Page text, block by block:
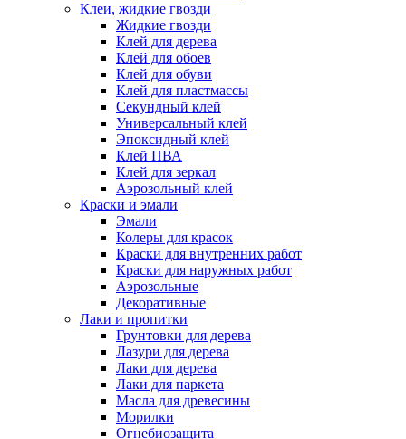
Клеи, жидкие гвозди
Жидкие гвозди
Клей для дерева
Клей для обоев
Клей для обуви
Клей для пластмассы
Секундный клей
Универсальный клей
Эпоксидный клей
Клей ПВА
Клей для зеркал
Аэрозольный клей
Краски и эмали
Эмали
Колеры для красок
Краски для внутренних работ
Краски для наружных работ
Аэрозольные
Декоративные
Лаки и пропитки
Грунтовки для дерева
Лазури для дерева
Лаки для дерева
Лаки для паркета
Масла для древесины
Морилки
Огнебиозащита